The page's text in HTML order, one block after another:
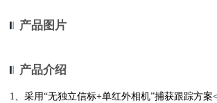
产品图片
产品介绍
1、采用“无独立信标+单红外相机”捕获跟踪方案